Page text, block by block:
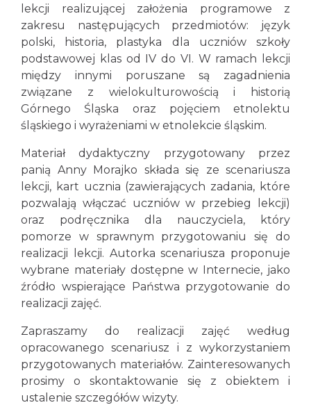
lekcji realizującej założenia programowe z
zakresu następujących przedmiotów: język
polski, historia, plastyka dla uczniów szkoły
podstawowej klas od IV do VI. W ramach lekcji
między innymi poruszane są zagadnienia
związane z wielokulturowością i historią
Górnego Śląska oraz pojęciem etnolektu
śląskiego i wyrażeniami w etnolekcie śląskim.
Materiał dydaktyczny przygotowany przez
panią Anny Morajko składa się ze scenariusza
lekcji, kart ucznia (zawierających zadania, które
pozwalają włączać uczniów w przebieg lekcji)
oraz podręcznika dla nauczyciela, który
pomorze w sprawnym przygotowaniu się do
realizacji lekcji. Autorka scenariusza proponuje
wybrane materiały dostępne w Internecie, jako
źródło wspierające Państwa przygotowanie do
realizacji zajęć.
Zapraszamy do realizacji zajęć według
opracowanego scenariusz i z wykorzystaniem
przygotowanych materiałów. Zainteresowanych
prosimy o skontaktowanie się z obiektem i
ustalenie szczegółów wizyty.